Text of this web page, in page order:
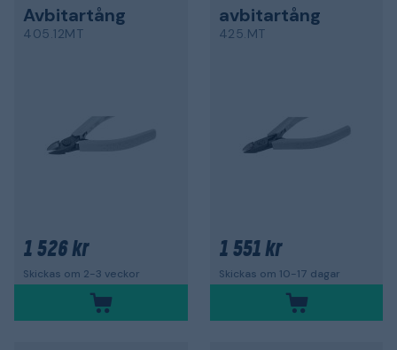
Avbitartång
405.12MT
1 526 kr
Skickas om 2-3 veckor
avbitartång
425.MT
1 551 kr
Skickas om 10-17 dagar